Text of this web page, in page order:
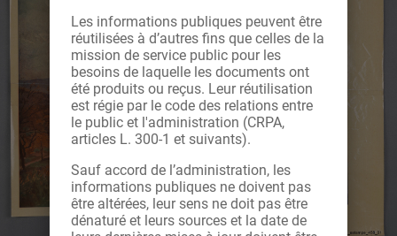
Les informations publiques peuvent être
réutilisées à d’autres fins que celles de la
mission de service public pour les
besoins de laquelle les documents ont
été produits ou reçus. Leur réutilisation
est régie par le code des relations entre
le public et l'administration (CRPA,
articles L. 300-1 et suivants).
Sauf accord de l’administration, les
informations publiques ne doivent pas
être altérées, leur sens ne doit pas être
dénaturé et leurs sources et la date de